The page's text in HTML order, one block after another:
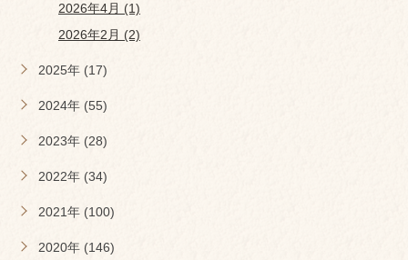
2026年4月 (1)
2026年2月 (2)
2025年 (17)
2024年 (55)
2023年 (28)
2022年 (34)
2021年 (100)
2020年 (146)